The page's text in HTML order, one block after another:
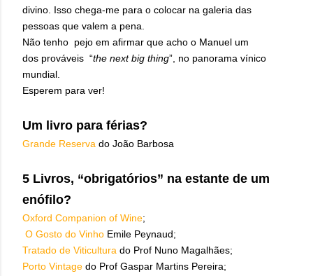
divino. Isso chega-me para o colocar na galeria das
pessoas que valem a pena.
Não tenho pejo em afirmar que acho o Manuel um
dos prováveis “the next big thing”, no panorama vínico
mundial.
Esperem para ver!
Um livro para férias?
Grande Reserva do João Barbosa
5 Livros, “obrigatórios” na estante de um
enófilo?
Oxford Companion of Wine;
O Gosto do Vinho Emile Peynaud;
Tratado de Viticultura do Prof Nuno Magalhães;
Porto Vintage do Prof Gaspar Martins Pereira;